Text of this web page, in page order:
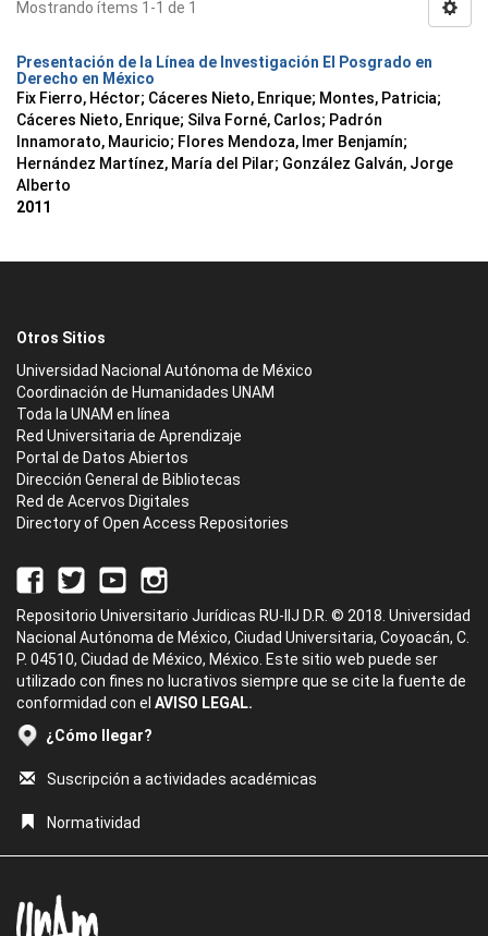
Mostrando ítems 1-1 de 1
Presentación de la Línea de Investigación El Posgrado en
Derecho en México
Fix Fierro, Héctor; Cáceres Nieto, Enrique; Montes, Patricia;
Cáceres Nieto, Enrique; Silva Forné, Carlos; Padrón
Innamorato, Mauricio; Flores Mendoza, Imer Benjamín;
Hernández Martínez, María del Pilar; González Galván, Jorge
Alberto
2011
Otros Sitios
Universidad Nacional Autónoma de México
Coordinación de Humanidades UNAM
Toda la UNAM en línea
Red Universitaria de Aprendizaje
Portal de Datos Abiertos
Dirección General de Bibliotecas
Red de Acervos Digitales
Directory of Open Access Repositories
Repositorio Universitario Jurídicas RU-IIJ D.R. © 2018. Universidad
Nacional Autónoma de México, Ciudad Universitaria, Coyoacán, C.
P. 04510, Ciudad de México, México. Este sitio web puede ser
utilizado con fines no lucrativos siempre que se cite la fuente de
conformidad con el AVISO LEGAL.
¿Cómo llegar?
Suscripción a actividades académicas
Normatividad